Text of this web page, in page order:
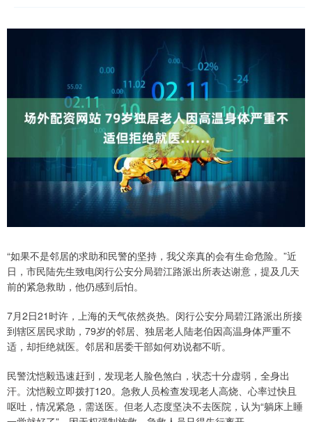
“如果不是邻居的求助和民警的坚持，我父亲真的会有生命危险。”近
日，市民陆先生致电闵行公安分局碧江路派出所表达谢意，提及几天
前的紧急救助，他仍感到后怕。
7月2日21时许，上海的天气依然炎热。闵行公安分局碧江路派出所接
到辖区居民求助，79岁的邻居、独居老人陆老伯因高温身体严重不
适，却拒绝就医。邻居和居委干部如何劝说都不听。
民警沈恺毅迅速赶到，发现老人脸色煞白，状态十分虚弱，全身出
汗。沈恺毅立即拨打120。急救人员检查发现老人高烧、心率过快且
呕吐，情况紧急，需送医。但老人态度坚决不去医院，认为“躺床上睡